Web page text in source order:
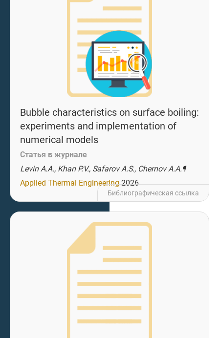
Bubble characteristics on surface boiling:
experiments and implementation of
numerical models
Статья в журнале
Levin A.A., Khan P.V., Safarov A.S., Chernov A.A.¶
Applied Thermal Engineering 2026
Библиографическая ссылка